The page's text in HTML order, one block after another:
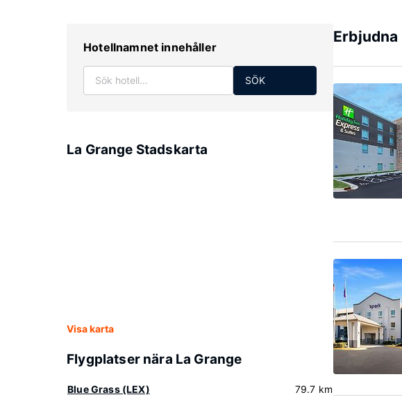
Hotellnamnet innehåller
SÖK
La Grange Stadskarta
Visa karta
Flygplatser nära La Grange
Blue Grass (LEX) 79.7 km